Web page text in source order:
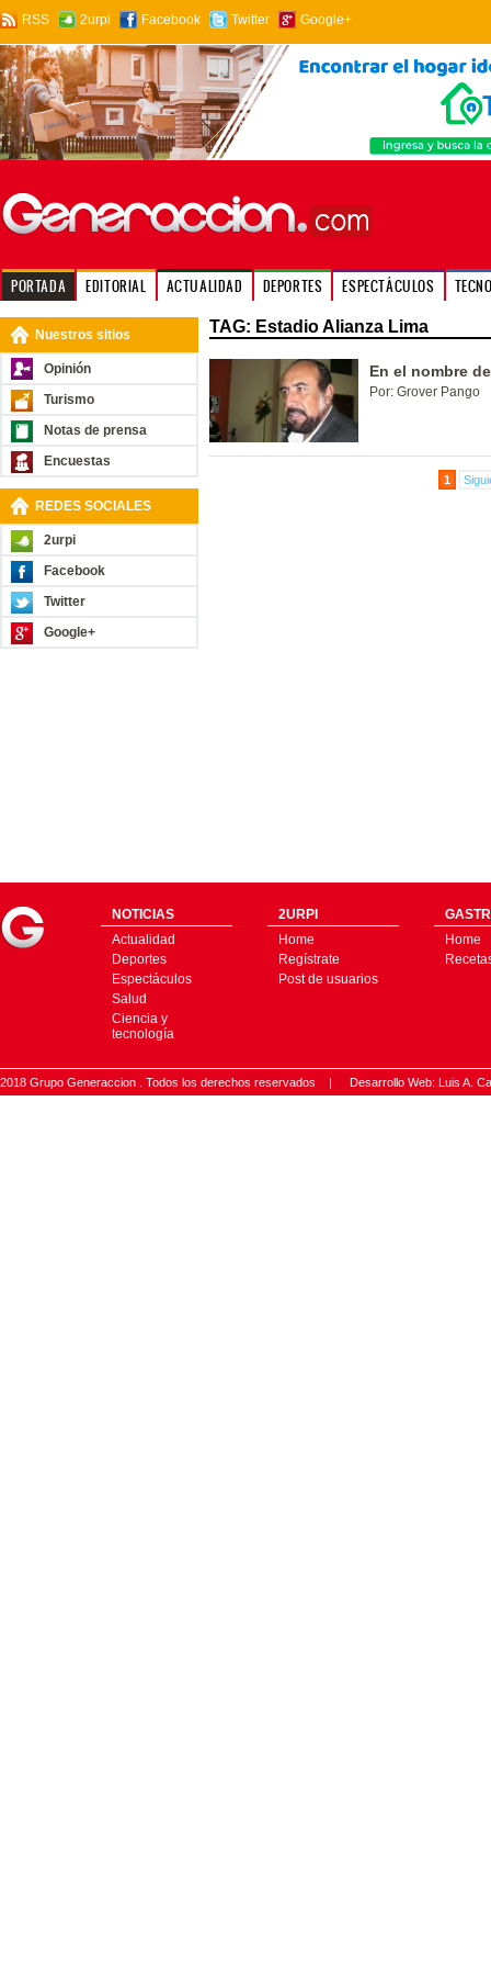
RSS 2urpi Facebook Twitter Google+
PORTADA EDITORIAL ACTUALIDAD DEPORTES ESPECTÁCULOS
Nuestros sitios
Opinión
Turismo
Notas de prensa
Encuestas
REDES SOCIALES
2urpi
Facebook
Twitter
Google+
TAG: Estadio Alianza Lima
En el nombre
Por: Grover Pango
1
NOTICIAS
Actualidad
Deportes
Espectáculos
Salud
Ciencia y
tecnología
2URPI
Home
Regístrate
Post de usuarios
Home
2018 Grupo Generaccion . Todos los derechos reservados | Desarrollo Web: Luis